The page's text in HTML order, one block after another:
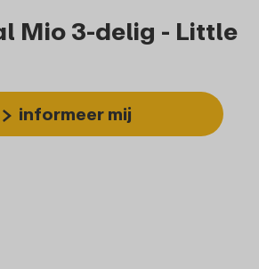
Mio 3-delig - Little
informeer mij